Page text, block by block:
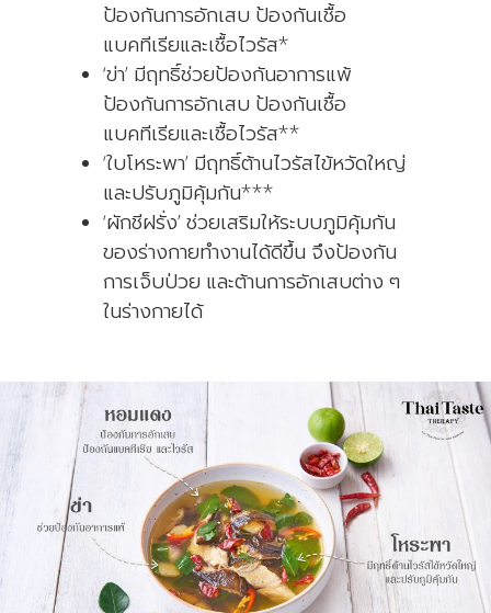
ป้องกันการอักเสบ ป้องกันเชื้อ
แบคทีเรียและเชื้อไวรัส*
‘ข่า’ มีฤทธิ์ช่วยป้องกันอาการแพ้
ป้องกันการอักเสบ ป้องกันเชื้อ
แบคทีเรียและเชื้อไวรัส**
‘ใบโหระพา’ มีฤทธิ์ต้านไวรัสไข้หวัดใหญ่
และปรับภูมิคุ้มกัน***
‘ผักชีฝรั่ง’ ช่วยเสริมให้ระบบภูมิคุ้มกัน
ของร่างกายทำงานได้ดีขึ้น จึงป้องกัน
การเจ็บป่วย และต้านการอักเสบต่าง ๆ
ในร่างกายได้